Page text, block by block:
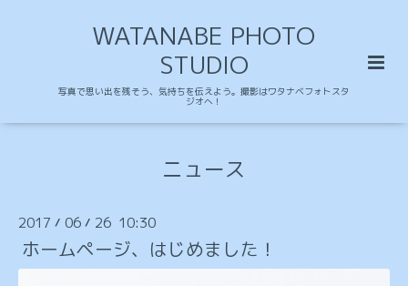
WATANABE PHOTO
STUDIO
写真で思い出を残そう、気持ちを伝えよう。撮影はワタナベフォトスタ
ジオへ！
ニュース
2017 / 06 / 26 10:30
ホームページ、はじめました！